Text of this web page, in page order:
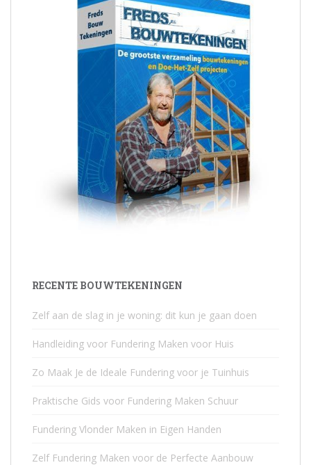
RECENTE BOUWTEKENINGEN
Zelf aan de slag in je woning: dit kun je gaan doen
Handleiding voor Fundering Maken voor Huis
Zo Maak Je de Ideale Fundering voor je Tuinhuis
Praktische Gids voor Fundering Maken Schuur
Fundering Vlonder Maken in Eigen Handen
Zelf Fundering Maken voor de Perfecte Aanbouw